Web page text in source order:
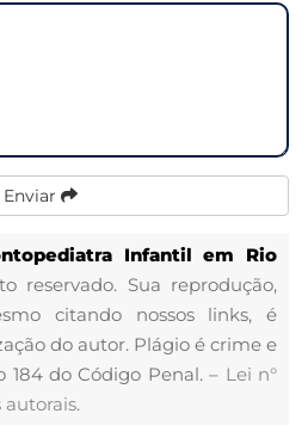
Enviar
Infantil em Rio
reservado. Sua reprodução,
citando nossos links, é
do autor. Plágio é crime e
do Código Penal. – Lei n°
autorais.